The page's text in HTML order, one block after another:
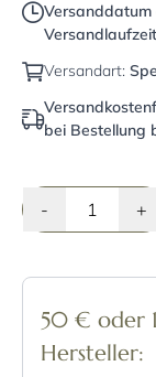
Versanddatum
Versandart:
bei Bestellung
- +
50 € oder
Hersteller: